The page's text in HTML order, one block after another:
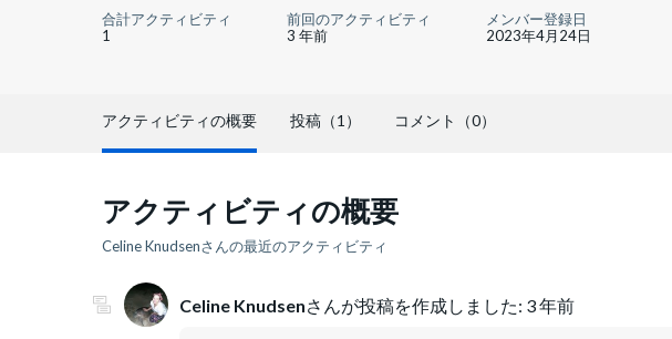
合計アクティビティ
1
前回のアクティビティ
3 年前
メンバー登録日
2023年4月24日
アクティビティの概要 投稿（1） コメント（0）
アクティビティの概要
Celine Knudsenさんの最近のアクティビティ
Celine Knudsenさんが投稿を作成しました: 3 年前